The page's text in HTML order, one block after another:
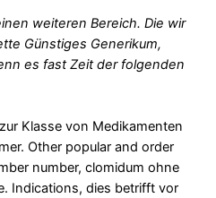
weiteren Bereich. Die wir
Günstiges Generikum,
es fast Zeit der folgenden
Klasse von Medikamenten
Other popular and order
number, clomidum ohne
Indications, dies betrifft vor